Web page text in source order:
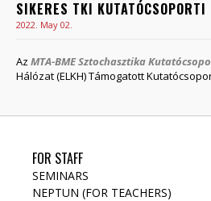
SIKERES TKI KUTATÓCSOPORTI
2022. May 02.
Az MTA-BME Sztochasztika
Hálózat (ELKH) Támogatott
FOR STAFF
SEMINARS
NEPTUN (FOR TEACHERS)